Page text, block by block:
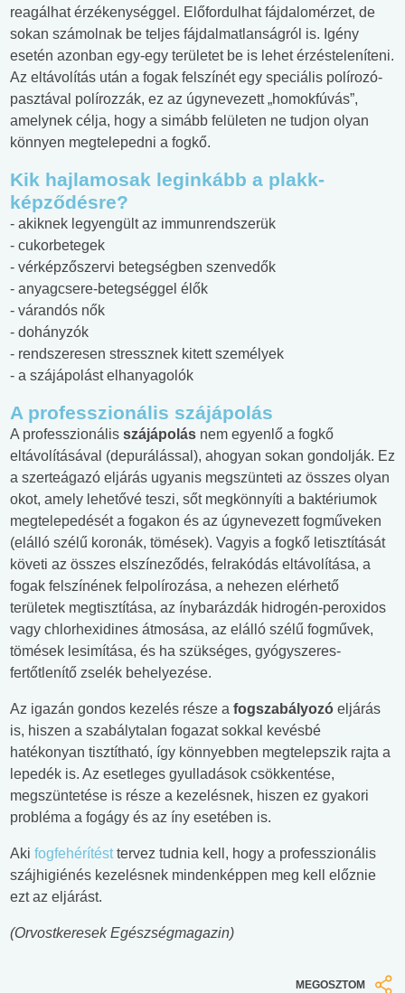
reagálhat érzékenységgel. Előfordulhat fájdalomérzet, de
sokan számolnak be teljes fájdalmatlanságról is. Igény
esetén azonban egy-egy területet be is lehet érzésteleníteni.
Az eltávolítás után a fogak felszínét egy speciális polírozó-
pasztával polírozzák, ez az úgynevezett „homokfúvás”,
amelynek célja, hogy a simább felületen ne tudjon olyan
könnyen megtelepedni a fogkő.
Kik hajlamosak leginkább a plakk-
képződésre?
- akiknek legyengült az immunrendszerük
- cukorbetegek
- vérképzőszervi betegségben szenvedők
- anyagcsere-betegséggel élők
- várandós nők
- dohányzók
- rendszeresen stressznek kitett személyek
- a szájápolást elhanyagolók
A professzionális szájápolás
A professzionális szájápolás nem egyenlő a fogkő
eltávolításával (depurálással), ahogyan sokan gondolják. Ez
a szerteágazó eljárás ugyanis megszünteti az összes olyan
okot, amely lehetővé teszi, sőt megkönnyíti a baktériumok
megtelepedését a fogakon és az úgynevezett fogműveken
(elálló szélű koronák, tömések). Vagyis a fogkő letisztítását
követi az összes elszíneződés, felrakódás eltávolítása, a
fogak felszínének felpolírozása, a nehezen elérhető
területek megtisztítása, az ínybarázdák hidrogén-peroxidos
vagy chlorhexidines átmosása, az elálló szélű fogművek,
tömések lesimítása, és ha szükséges, gyógyszeres-
fertőtlenítő zselék behelyezése.
Az igazán gondos kezelés része a fogszabályozó eljárás
is, hiszen a szabálytalan fogazat sokkal kevésbé
hatékonyan tisztítható, így könnyebben megtelepszik rajta a
lepedék is. Az esetleges gyulladások csökkentése,
megszüntetése is része a kezelésnek, hiszen ez gyakori
probléma a fogágy és az íny esetében is.
Aki fogfehérítésttervez tudnia kell, hogy a professzionális
szájhigiénés kezelésnek mindenképpen meg kell előznie
ezt az eljárást.
(Orvostkeresek Egészségmagazin)
MEGOSZTOM